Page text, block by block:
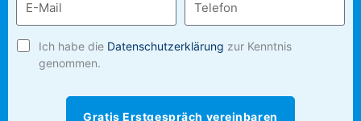
Ich habe die Datenschutzerklärung zur Kenntnis
genommen.
Gratis Erstgespräch vereinbaren